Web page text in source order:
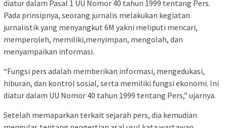
diatur dalam Pasal 1 UU Nomor 40 tahun 1999 tentang Pers.
Pada prinsipnya, seorang jurnalis melakukan kegiatan
jurnalistik yang menyangkut 6M yakni meliputi mencari,
memperoleh, memiliki,menyimpan, mengolah, dan
menyampaikan informasi.
“Fungsi pers adalah memberikan informasi, mengedukasi,
hiburan, dan kontrol sosial, serta memiliki fungsi ekonomi. Ini
diatur dalam UU Nomor 40 tahun 1999 tentang Pers,” ujarnya.
Setelah memaparkan terkait sejarah pers, dia kemudian